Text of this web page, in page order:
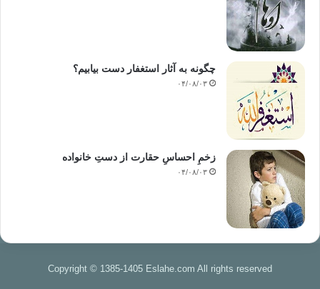
چگونه به آثار استغفار دست بیابیم؟
۰۴/۰۸/۰۳
زخمِ احساسِ حقارت از دستِ خانواده
۰۴/۰۸/۰۳
Copyright © 1385-1405 Eslahe.com All rights reserved